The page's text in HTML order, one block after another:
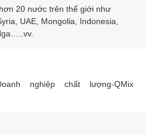
20 nước trên thế giới như
UAE, Mongolia, Indonesia,
nghiệp chất lượng-QMix